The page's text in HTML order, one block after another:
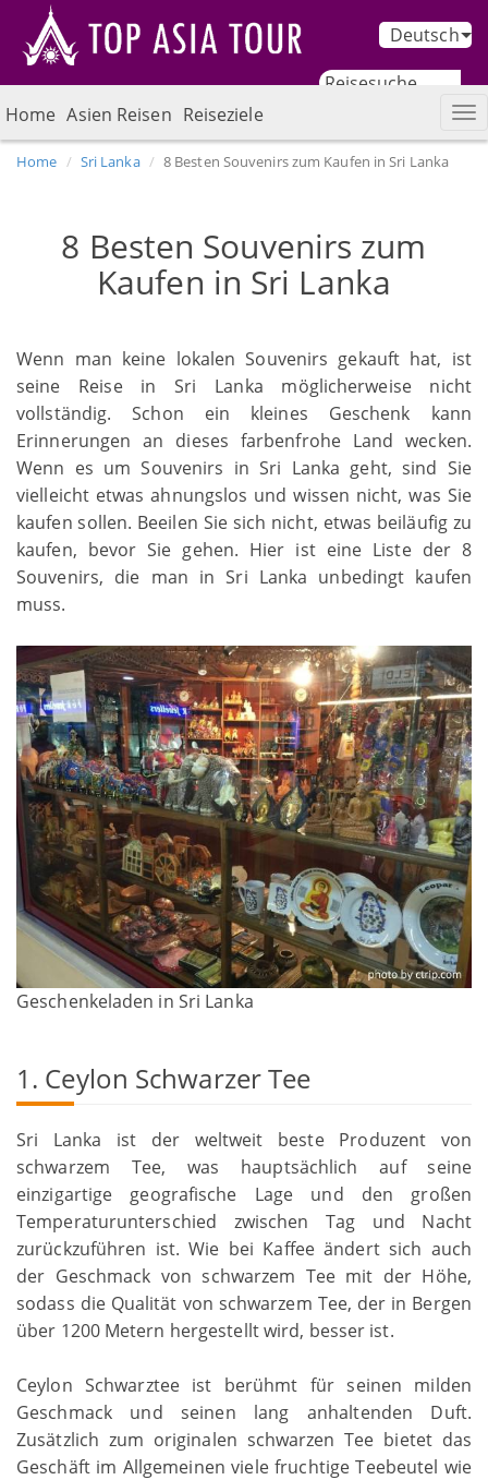
Deutsch
Home Asien Reisen Reiseziele
Home Sri Lanka 8 Besten Souvenirs zum Kaufen in Sri Lanka
8 Besten Souvenirs zum
Kaufen in Sri Lanka
Wenn man keine lokalen Souvenirs gekauft hat, ist
seine Reise in Sri Lanka möglicherweise nicht
vollständig. Schon ein kleines Geschenk kann
Erinnerungen an dieses farbenfrohe Land wecken.
Wenn es um Souvenirs in Sri Lanka geht, sind Sie
vielleicht etwas ahnungslos und wissen nicht, was Sie
kaufen sollen. Beeilen Sie sich nicht, etwas beiläufig zu
kaufen, bevor Sie gehen. Hier ist eine Liste der 8
Souvenirs, die man in Sri Lanka unbedingt kaufen
muss.
Geschenkeladen in Sri Lanka
1. Ceylon Schwarzer Tee
Sri Lanka ist der weltweit beste Produzent von
schwarzem Tee, was hauptsächlich auf seine
einzigartige geografische Lage und den großen
Temperaturunterschied zwischen Tag und Nacht
zurückzuführen ist. Wie bei Kaffee ändert sich auch
der Geschmack von schwarzem Tee mit der Höhe,
sodass die Qualität von schwarzem Tee, der in Bergen
über 1200 Metern hergestellt wird, besser ist.
Ceylon Schwarztee ist berühmt für seinen milden
Geschmack und seinen lang anhaltenden Duft.
Zusätzlich zum originalen schwarzen Tee bietet das
Geschäft im Allgemeinen viele fruchtige Teebeutel wie